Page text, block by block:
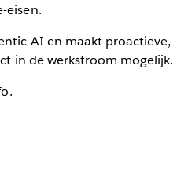
eisen.
AI en maakt proactieve,
in de werkstroom mogelijk.